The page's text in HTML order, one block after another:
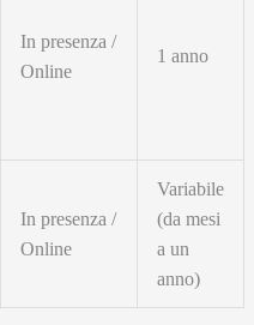
In presenza /
Online
1 anno
In presenza /
Online
Variabile
(da mesi
a un
anno)